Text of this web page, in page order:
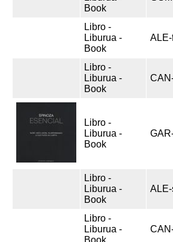
Book
Libro -
Liburua -
Book
ALE-
Libro -
Liburua -
Book
Libro -
Liburua -
Book
Libro -
Liburua -
Book
Libro -
Liburua -
Book